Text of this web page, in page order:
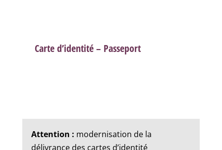
Carte d’identité – Passeport
Attention : modernisation de la
délivrance des cartes d’identité